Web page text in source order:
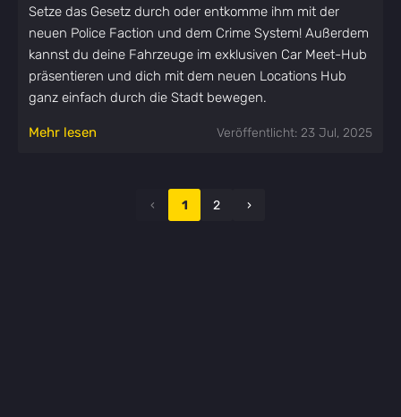
Setze das Gesetz durch oder entkomme ihm mit der
neuen Police Faction und dem Crime System! Außerdem
kannst du deine Fahrzeuge im exklusiven Car Meet-Hub
präsentieren und dich mit dem neuen Locations Hub
ganz einfach durch die Stadt bewegen.
Mehr lesen Veröffentlicht: 23 Jul, 2025
‹ 1 2 ›